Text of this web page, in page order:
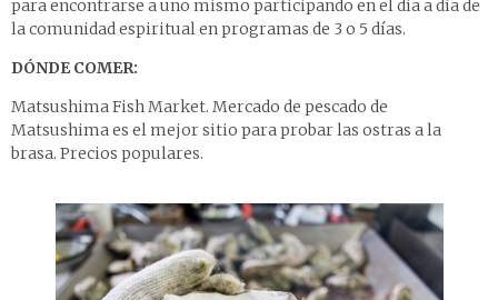
para encontrarse a uno mismo participando en el día a día de
la comunidad espiritual en programas de 3 o 5 días.
DÓNDE COMER:
Matsushima Fish Market. Mercado de pescado de
Matsushima es el mejor sitio para probar las ostras a la
brasa. Precios populares.